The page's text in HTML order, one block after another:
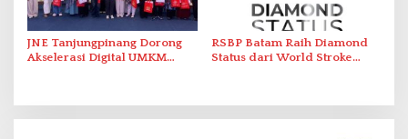
JNE Tanjungpinang Dorong
Akselerasi Digital UMKM
RSBP Batam Raih Diamond
Status dari World Stroke